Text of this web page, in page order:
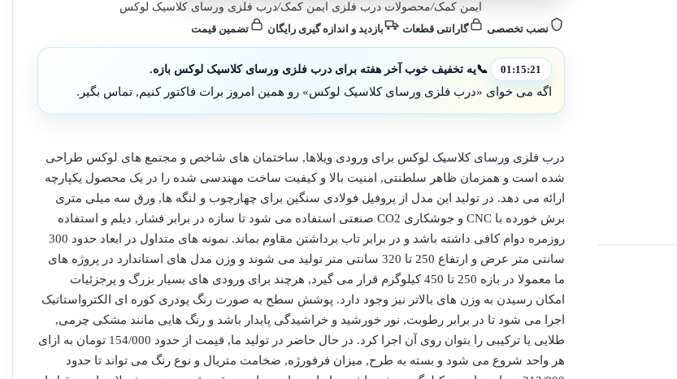
ایمن کمک/محصولات درب فلزی ایمن کمک/درب فلزی ورسای کلاسیک لوکس
نصب تخصصی
گارانتی قطعات بازدید و اندازه گیری رایگان تضمین قیمت
01:15:19
📞یه تخفیف خوب آخر هفته برای درب فلزی ورسای کلاسیک لوکس بازه.
اگه می خوای «درب فلزی ورسای کلاسیک لوکس» رو همین امروز برات فاکتور کنیم, تماس بگیر.
درب فلزی ورسای کلاسیک لوکس برای ورودی ویلاها, ساختمان های شاخص و مجتمع های لوکس طراحی
شده است و همزمان ظاهر سلطنتی, امنیت بالا و کیفیت ساخت مهندسی شده را در یک محصول یکپارچه
ارائه می دهد. در تولید این مدل از پروفیل فولادی سنگین برای چهارچوب و لنگه ها, ورق سه میلی متری
برش خورده با CNC و جوشکاری CO2 صنعتی استفاده می شود تا سازه در برابر فشار, دیلم و استفاده
روزمره دوام کافی داشته باشد و در برابر تاب برداشتن مقاوم بماند. نمونه های متداول در ابعاد حدود 300
سانتی متر عرض و ارتفاع 250 تا 320 سانتی متر تولید می شوند و وزن مدل های استاندارد در پروژه های
ما معمولا در بازه 250 تا 450 کیلوگرم قرار می گیرد, هرچند برای ورودی های بسیار بزرگ و پرجزئیات
امکان رسیدن به وزن های بالاتر نیز وجود دارد. پوشش سطح به صورت رنگ پودری کوره ای الکترواستاتیک
اجرا می شود تا در برابر رطوبت, نور خورشید و خراشیدگی پایدار باشد و رنگ هایی مانند مشکی چرمی,
طلایی یا ترکیبی را بتوان روی آن اجرا کرد. در حال حاضر در تولید ما, قیمت از حدود 154/000 تومان به ازای
هر واحد شروع می شود و بسته به طرح, میزان فرفورژه, ضخامت متریال و نوع رنگ می تواند تا حدود